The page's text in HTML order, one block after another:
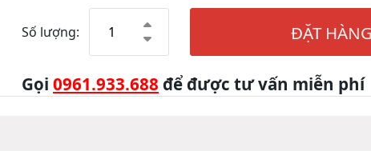
Số lượng: ĐẶT HÀNG
Gọi 0961.933.688 để được tư vấn miễn phí